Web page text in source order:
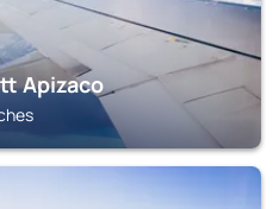
Apizaco